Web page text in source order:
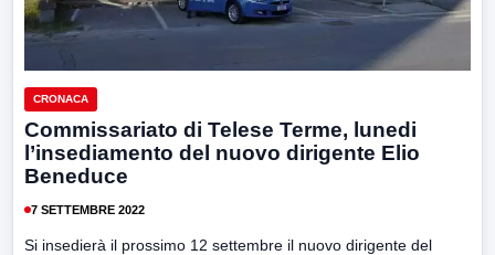
CRONACA
Commissariato di Telese Terme, lunedi
l’insediamento del nuovo dirigente Elio
Beneduce
7 SETTEMBRE 2022
Si insedierà il prossimo 12 settembre il nuovo dirigente del